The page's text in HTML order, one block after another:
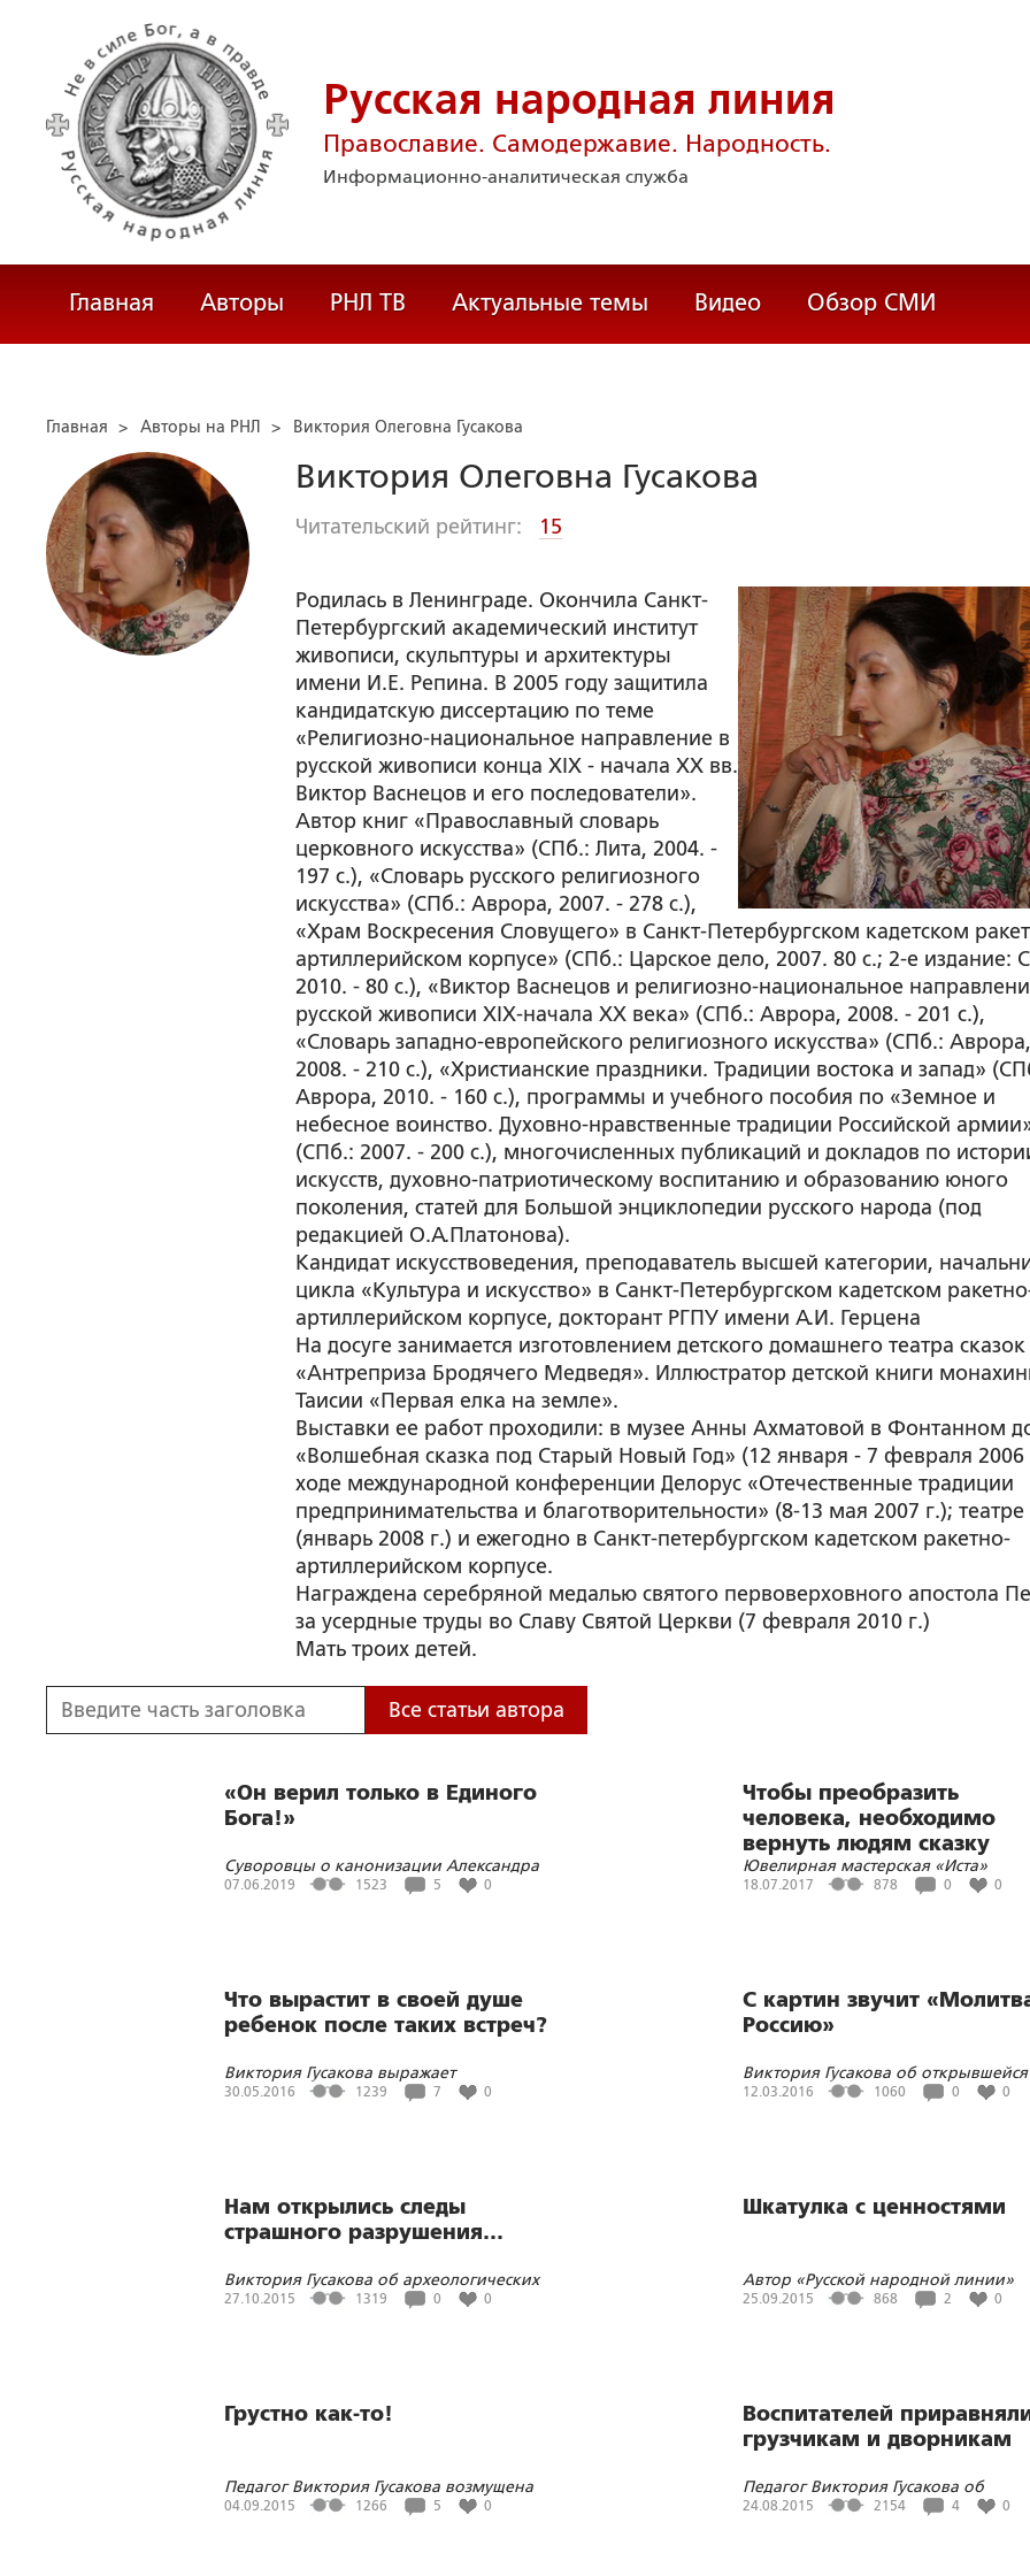
Русская народная линия
Православие. Самодержавие. Народность.
Информационно-аналитическая служба
Главная Авторы РНЛ ТВ Актуальные темы Видео Обзор СМИ
Главная > Авторы на РНЛ > Виктория Олеговна Гусакова
Виктория Олеговна Гусакова
Читательский рейтинг: 15
Родилась в Ленинграде. Окончила Санкт-
Петербургский академический институт
живописи, скульптуры и архитектуры
имени И.Е. Репина. В 2005 году защитила
кандидатскую диссертацию по теме
«Религиозно-национальное направление в
русской живописи конца XIX - начала XX вв.
Виктор Васнецов и его последователи».
Автор книг «Православный словарь
церковного искусства» (СПб.: Лита, 2004. -
197 с.), «Словарь русского религиозного
искусства» (СПб.: Аврора, 2007. - 278 с.),
«Храм Воскресения Словущего» в Санкт-Петербургском кадетском
артиллерийском корпусе» (СПб.: Царское дело, 2007. 80 с.; 2-е издание:
2010. - 80 с.), «Виктор Васнецов и религиозно-национальное
русской живописи XIX-начала XX века» (СПб.: Аврора, 2008. - 201 с.),
«Словарь западно-европейского религиозного искусства» (СПб.: Аврора,
2008. - 210 с.), «Христианские праздники. Традиции востока и запад»
Аврора, 2010. - 160 с.), программы и учебного пособия по «Земное и
небесное воинство. Духовно-нравственные традиции Российской
(СПб.: 2007. - 200 с.), многочисленных публикаций и докладов по
искусств, духовно-патриотическому воспитанию и образованию юного
поколения, статей для Большой энциклопедии русского народа (под
редакцией О.А.Платонова).
Кандидат искусствоведения, преподаватель высшей категории,
цикла «Культура и искусство» в Санкт-Петербургском кадетском
артиллерийском корпусе, докторант РГПУ имени А.И. Герцена
На досуге занимается изготовлением детского домашнего театра сказок
«Антреприза Бродячего Медведя». Иллюстратор детской книги
Таисии «Первая елка на земле».
Выставки ее работ проходили: в музее Анны Ахматовой в Фонтанном
«Волшебная сказка под Старый Новый Год» (12 января - 7 февраля 2006
ходе международной конференции Делорус «Отечественные традиции
предпринимательства и благотворительности» (8-13 мая 2007 г.);
(январь 2008 г.) и ежегодно в Санкт-петербургском кадетском ракетно-
артиллерийском корпусе.
Награждена серебряной медалью святого первоверховного апостола
за усердные труды во Славу Святой Церкви (7 февраля 2010 г.)
Мать троих детей.
Все статьи автора
«Он верил только в Единого
Бога!»
Суворовцы о канонизации Александра
Васильевича Суворова
07.06.2019 1523 5 0
Чтобы преобразить
человека, необходимо
вернуть людям сказку
Ювелирная мастерская «Иста»
18.07.2017 878 0 0
Что вырастит в своей душе
ребенок после таких встреч?
Виктория Гусакова выражает
недоумение в связи с организацией для
30.05.2016 1239 7 0
С картин звучит
Россию»
Виктория Гусакова об
Петербурге выставке
12.03.2016 1060 0 0
Нам открылись следы
страшного разрушения…
Виктория Гусакова об археологических
исследованиях фундамента
27.10.2015 1319 0 0
Шкатулка с ценностями
Автор «Русской народной линии»
Виктория Гусакова стала
25.09.2015 868 2 0
Грустно как-то!
Педагог Виктория Гусакова возмущена
флешмобом «Раскрасим день в цвета
04.09.2015 1266 5 0
Воспитателей
грузчикам и дворникам
Педагог Виктория Гусакова об
очередном абсурдном решении
24.08.2015 2154 4 0